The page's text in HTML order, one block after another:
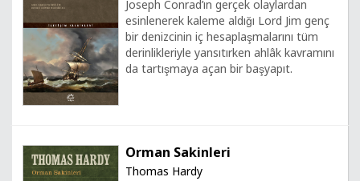
Joseph Conrad’ın gerçek olaylardan
esinlenerek kaleme aldığı Lord Jim genç
bir denizcinin iç hesaplaşmalarını tüm
derinlikleriyle yansıtırken ahlâk kavramını
da tartışmaya açan bir başyapıt.
Orman Sakinleri
Thomas Hardy